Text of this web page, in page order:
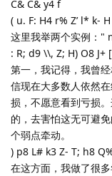
C& C& y4 f
( u. F: H4 r% Z’ l* k- H
这里我举两个实例："
: R; d9 \\, Z; H) O8 J+
第一，我记得，我曾
信现在大多数人依然
损，不愿意看到亏损
的，去害怕这无可避
个弱点牵动。
) p8 L# k3 Z- T; h8
在这方面，我做了很